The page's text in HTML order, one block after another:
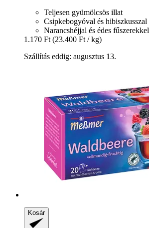
Teljesen gyümölcsös illat
Csipkebogyóval és hibiszkusszal
Narancshéjjal és édes fűszerekkel
1.170 Ft (23.400 Ft / kg)
Szállítás eddig: augusztus 13.
Kosár